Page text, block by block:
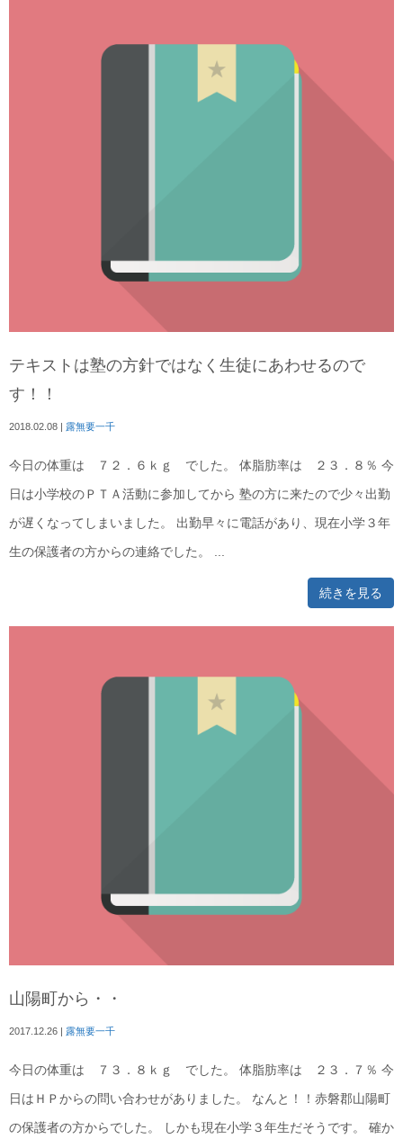
テキストは塾の方針ではなく生徒にあわせるので
す！！
2018.02.08 露無要一千
今日の体重は ７２．６ｋｇ でした。 体脂肪率は ２３．８％ 今
日は小学校のＰＴＡ活動に参加してから 塾の方に来たので少々出勤
が遅くなってしまいました。 出勤早々に電話があり、現在小学３年
生の保護者の方からの連絡でした。 ...
続きを見る
山陽町から・・
2017.12.26 | 露無要一千
今日の体重は ７３．８ｋｇ でした。 体脂肪率は ２３．７％ 今
日はＨＰからの問い合わせがありました。 なんと！！赤磐郡山陽町
の保護者の方からでした。 しかも現在小学３年生だそうです。 確か